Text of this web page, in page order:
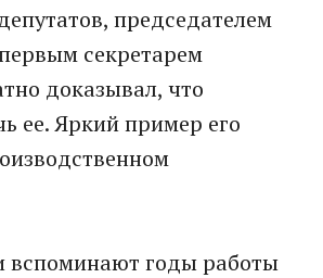
председателем
секретарем
доказывал, что
ее. Яркий пример его
вспоминают годы работы